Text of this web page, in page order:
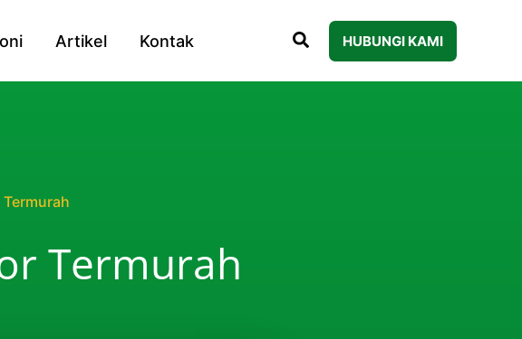
Artikel Kontak HUBUNGI KAMI
Termurah